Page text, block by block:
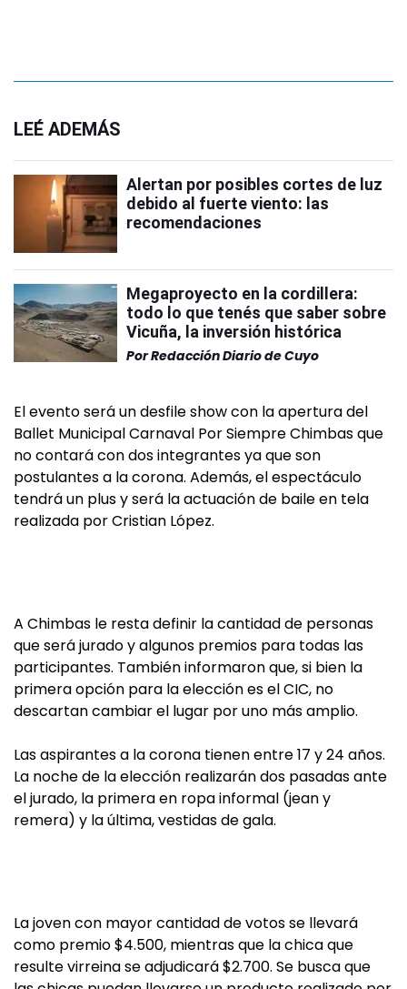
LEÉ ADEMÁS
Alertan por posibles cortes de luz
debido al fuerte viento: las
recomendaciones
Megaproyecto en la cordillera:
todo lo que tenés que saber sobre
Vicuña, la inversión histórica
PorRedacción Diario de Cuyo
El evento será un desfile show con la apertura del
Ballet Municipal Carnaval Por Siempre Chimbas que
no contará con dos integrantes ya que son
postulantes a la corona. Además, el espectáculo
tendrá un plus y será la actuación de baile en tela
realizada por Cristian López.
A Chimbas le resta definir la cantidad de personas
que será jurado y algunos premios para todas las
participantes. También informaron que, si bien la
primera opción para la elección es el CIC, no
descartan cambiar el lugar por uno más amplio.
Las aspirantes a la corona tienen entre 17 y 24 años.
La noche de la elección realizarán dos pasadas ante
el jurado, la primera en ropa informal (jean y
remera) y la última, vestidas de gala.
La joven con mayor cantidad de votos se llevará
como premio $4.500, mientras que la chica que
resulte virreina se adjudicará $2.700. Se busca que